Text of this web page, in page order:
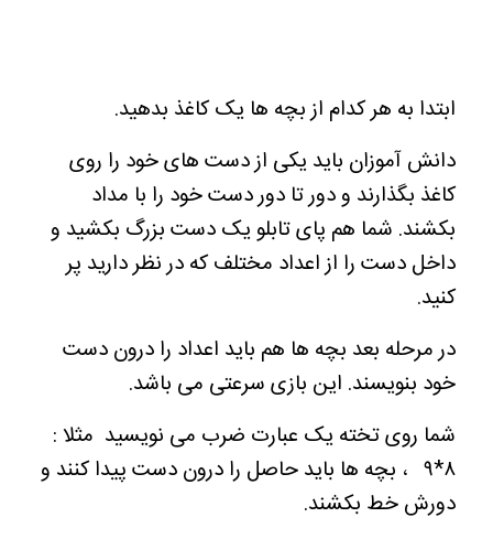
ابتدا به هر کدام از بچه ها یک کاغذ بدهید.
دانش آموزان باید یکی از دست های خود را روی
کاغذ بگذارند و دور تا دور دست خود را با مداد
بکشند. شما هم پای تابلو یک دست بزرگ بکشید و
داخل دست را از اعداد مختلف که در نظر دارید پر
کنید.
در مرحله بعد بچه ها هم باید اعداد را درون دست
خود بنویسند. این بازی سرعتی می باشد.
شما روی تخته یک عبارت ضرب می نویسید مثلا :
۸*۹ ، بچه ها باید حاصل را درون دست پیدا کنند و
دورش خط بکشند.